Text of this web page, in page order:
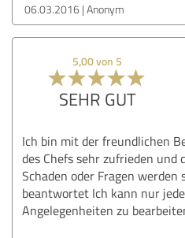
06.03.2016 Anonym
5,00 von 5
SEHR GUT
Ich bin mit der freundlichen
des Chefs sehr zufrieden und
Schaden oder Fragen
beantwortet Ich kann nur
Angelegenheiten zu